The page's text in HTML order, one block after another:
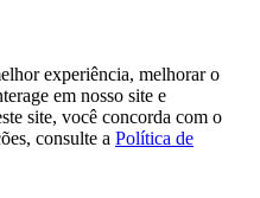
experiência, melhorar o
em nosso site e
site, você concorda com o
consulte a Política de